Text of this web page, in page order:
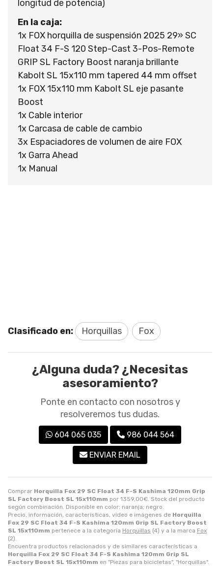
Comprar Horquilla Fox 29 SC Float 34 F-S Kashima 120mm Grip
SL Factory Boost SL 15x110mm por 1359,00€ . Stock del producto
según combinación. Disponible en color: naranja; negro.
Precio, información, características, video e imágenes de Horquilla
Fox 29 SC Float 34 F-S Kashima 120mm Grip SL Factory Boost
SL 15x110mm pertenece a la categoría Horquillas (4) y a la marca Fox
(2).
Encuentra productos relacionados y de similares características a
Horquilla Fox 29 SC Float 34 F-S Kashima 120mm Grip SL
Factory Boost SL 15x110mm en "Piezas para bicicletas", "Horquillas".
longitud de potencia)
En la caja:
1x FOX horquilla de suspensión 2025 29» SC
Float 34 F-S 120 Step-Cast 3-Pos-Remote
GRIP SL Factory Boost naranja brillante
Kabolt SL 15x110 mm tapered 44 mm offset
1x FOX 15x110 mm Kabolt SL eje pasante
Boost
1x Cable interior
1x Carcasa de cable de cambio
3x Espaciadores de volumen de aire FOX
1x Garra Ahead
1x Manual
Clasificado en: Horquillas Fox
¿Alguna duda? ¿Necesitas
asesoramiento?
Ponte en contacto con nosotros y
resolveremos tus dudas.
604 065 035 986 044 564
ENVIAR EMAIL